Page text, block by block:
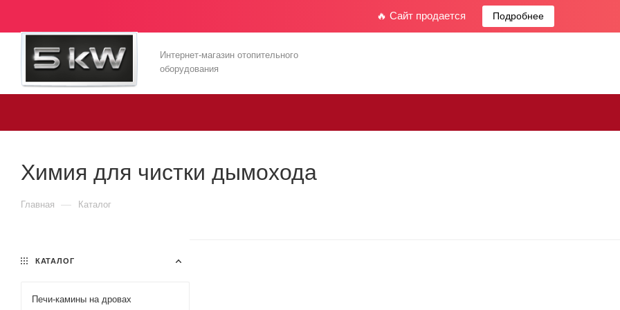
🔥 Сайт продается Подробнее
Интернет-магазин отопительного
оборудования
Химия для чистки дымохода
Главная — Каталог
КАТАЛОГ
Печи-камины на дровах